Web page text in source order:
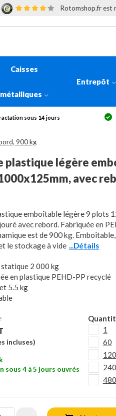
Rotomshop.fr est
Caisses
métalliques
Entrepôt
sous 14 jours
900 kg
plastique légère
avec
emboîtable légère 9 plots
avec rebord. Fabriquée en
est de 900 kg.
le stockage à vide ...Détails
2 000 kg
en plastique PEHD-PP recyclé
5.5 kg
incluses)
sous 4 à 5 jours ouvrés
1
60
120
240
480